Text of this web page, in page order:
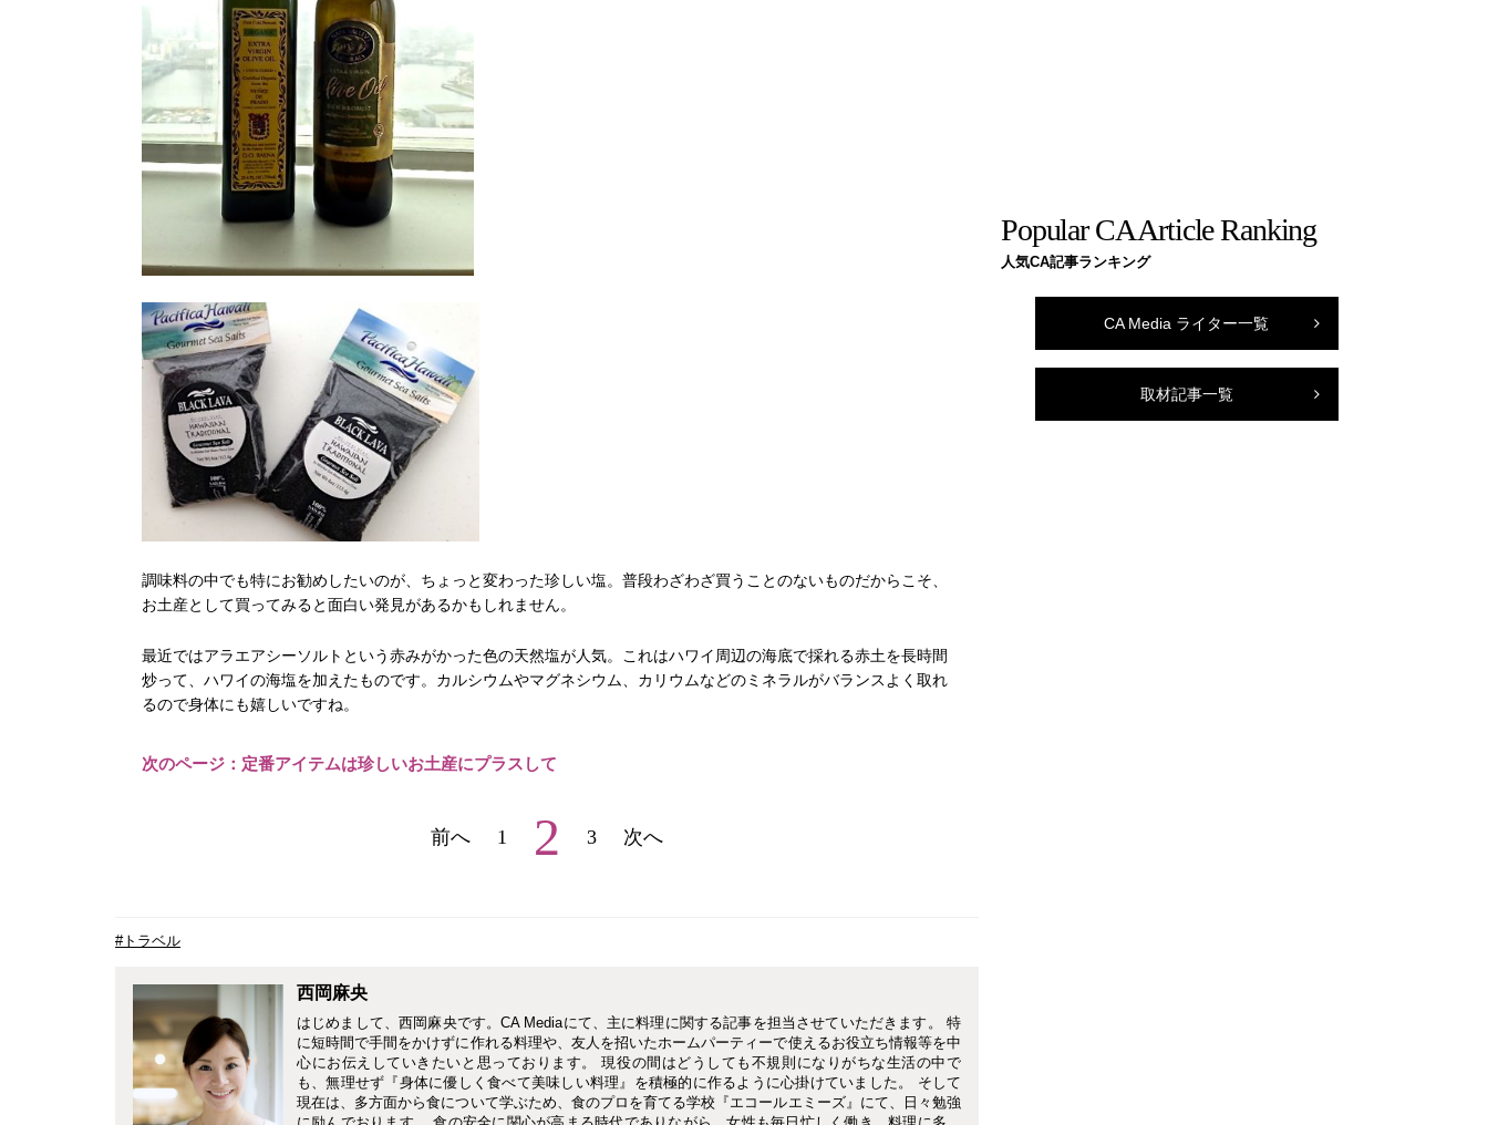
調味料の中でも特にお勧めしたいのが、ちょっと変わった珍しい塩。普段わざわざ買うことのないものだからこそ、
お土産として買ってみると面白い発見があるかもしれません。
最近ではアラエアシーソルトという赤みがかった色の天然塩が人気。これはハワイ周辺の海底で採れる赤土を長時間
炒って、ハワイの海塩を加えたものです。カルシウムやマグネシウム、カリウムなどのミネラルがバランスよく取れ
るので身体にも嬉しいですね。
次のページ：定番アイテムは珍しいお土産にプラスして
前へ 1 2 3 次へ
#トラベル
西岡麻央
はじめまして、西岡麻央です。CA Mediaにて、主に料理に関する記事を担当させていただきます。 特
に短時間で手間をかけずに作れる料理や、友人を招いたホームパーティーで使えるお役立ち情報等を中
心にお伝えしていきたいと思っております。 現役の間はどうしても不規則になりがちな生活の中で
も、無理せず『身体に優しく食べて美味しい料理』を積極的に作るように心掛けていました。 そして
現在は、多方面から食について学ぶため、食のプロを育てる学校『エコールエミーズ』にて、日々勉強
Popular CA Article Ranking
人気CA記事ランキング
CA Media ライター一覧
取材記事一覧